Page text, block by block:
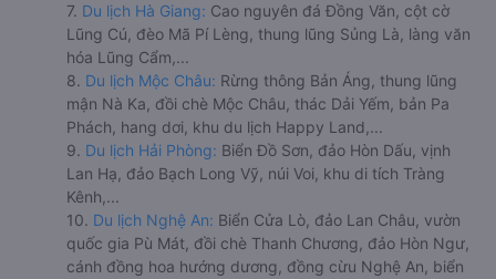
7. Du lịch Hà Giang: Cao nguyên đá Đồng Văn, cột cờ
Lũng Cú, đèo Mã Pí Lèng, thung lũng Sủng Là, làng văn
hóa Lũng Cẩm,...
8. Du lịch Mộc Châu: Rừng thông Bản Áng, thung lũng
mận Nà Ka, đồi chè Mộc Châu, thác Dải Yếm, bản Pa
Phách, hang dơi, khu du lịch Happy Land,...
9. Du lịch Hải Phòng: Biển Đồ Sơn, đảo Hòn Dấu, vịnh
Lan Hạ, đảo Bạch Long Vỹ, núi Voi, khu di tích Tràng
Kênh,...
10. Du lịch Nghệ An: Biển Cửa Lò, đảo Lan Châu, vườn
quốc gia Pù Mát, đồi chè Thanh Chương, đảo Hòn Ngư,
cánh đồng hoa hướng dương, đồng cừu Nghệ An, biển